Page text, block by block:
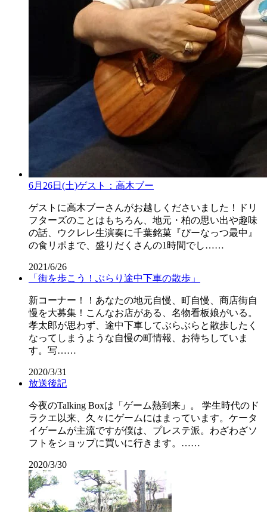
6月26日(土)ゲスト：高木ブー
ゲストに高木ブーさんがお越しくださいました！ドリ
フターズのことはもちろん、地元・柏の思い出や趣味
の話、ウクレレ生演奏に千葉銘菓『ぴーなっつ最中』
の食リポまで、盛りだくさんの1時間でし……
2021/6/26
「街を歩こう！ぶらり途中下車の散歩」
新コーナー！！あなたの地元自慢、町自慢、商店街自
慢を大募集！こんなお店がある、名物看板娘がいる。
孝太郎が思わず、途中下車してぶらぶらと散歩したく
なってしまうような自慢の町情報、お待ちしていま
す。写……
2020/3/31
放送後記
今夜のTalking Boxは「ゲーム熱到来」。 学生時代のド
ラクエ以来、久々にゲームにはまっています。ケータ
イゲームが主流ですが僕は、プレステ派。わざわざソ
フトをショップに買いに行きます。……
2020/3/30